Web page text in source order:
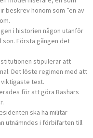
beskrev honom som ”en av
i historien någon utanför
Första gången det
stipulerar att
Det löste regimen med att
text.
för att göra Bashars
ska ha militär
utnämndes i förbifarten till